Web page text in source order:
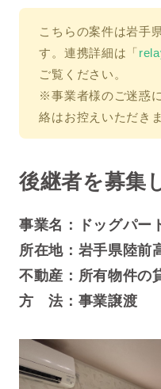
こちらの案件は岩手
す。連携詳細は「
ご覧ください。
※事業者様のご迷惑
絡はお控えいただき
後継者を募集
事業名：ドッグパー
所在地：岩手県陸前
不動産：所有物件の
方 法：事業譲渡